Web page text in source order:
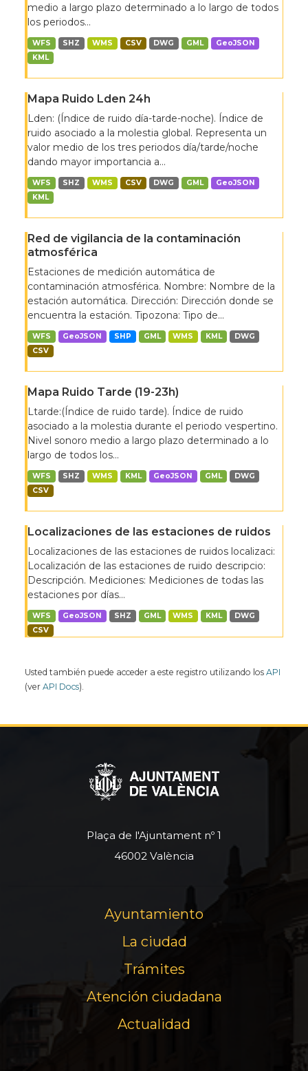
medio a largo plazo determinado a lo largo de todos
los periodos...
WFS SHZ WMS CSV DWG GML
GeoJSON
KML
Mapa Ruido Lden 24h
Lden: (Índice de ruido día-tarde-noche). Índice de
ruido asociado a la molestia global. Representa un
valor medio de los tres periodos día/tarde/noche
dando mayor importancia a...
WFS SHZ WMS CSV DWG GML
GeoJSON
KML
Red de vigilancia de la contaminación
atmosférica
Estaciones de medición automática de
contaminación atmosférica. Nombre: Nombre de la
estación automática. Dirección: Dirección donde se
encuentra la estación. Tipozona: Tipo de...
WFS GeoJSON SHP GML WMS KML
DWG
CSV
Mapa Ruido Tarde (19-23h)
Ltarde:(Índice de ruido tarde). Índice de ruido
asociado a la molestia durante el periodo vespertino.
Nivel sonoro medio a largo plazo determinado a lo
largo de todos los...
WFS SHZ WMS KML GeoJSON GML
DWG
CSV
Localizaciones de las estaciones de ruidos
Localizaciones de las estaciones de ruidos localizaci:
Localización de las estaciones de ruido descripcio:
Descripción. Mediciones: Mediciones de todas las
estaciones por días...
WFS GeoJSON SHZ GML WMS KML
DWG
CSV
Usted también puede acceder a este registro utilizando los API
(ver API Docs).
Plaça de l'Ajuntament nº 1
46002 València
Ayuntamiento
La ciudad
Trámites
Atención ciudadana
Actualidad